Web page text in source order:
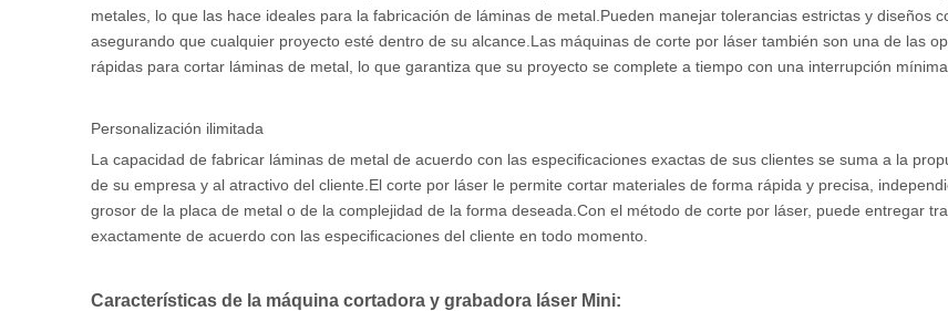
metales, lo que las hace ideales para la fabricación de láminas de metal.Pueden manejar tolerancias estrictas y diseños
asegurando que cualquier proyecto esté dentro de su alcance.Las máquinas de corte por láser también son una de las
rápidas para cortar láminas de metal, lo que garantiza que su proyecto se complete a tiempo con una interrupción mínima.
Personalización ilimitada
La capacidad de fabricar láminas de metal de acuerdo con las especificaciones exactas de sus clientes se suma a la
de su empresa y al atractivo del cliente.El corte por láser le permite cortar materiales de forma rápida y precisa,
grosor de la placa de metal o de la complejidad de la forma deseada.Con el método de corte por láser, puede entregar
exactamente de acuerdo con las especificaciones del cliente en todo momento.
Características de la máquina cortadora y grabadora láser Mini: